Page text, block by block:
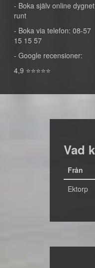
- Boka själv online dygnet
runt
- Boka via telefon: 08-57
15 15 57
- Google recensioner:
4,9 ⭐⭐⭐⭐⭐
Vad
Från
Ektorp